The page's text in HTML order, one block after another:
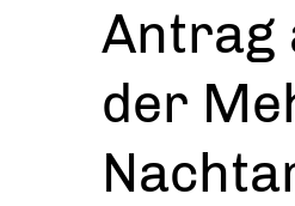
Antrag
der